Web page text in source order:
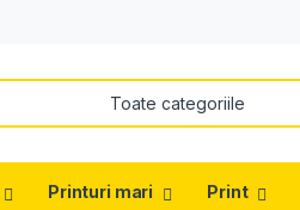
Printuri mari Print